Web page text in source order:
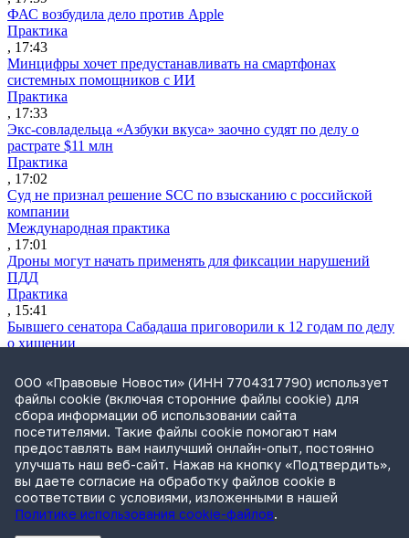
ФАС возбудила дело против Apple
Практика
, 17:43
Минцифры хочет предустанавливать на смартфонах
системных помощников с ИИ
Практика
, 17:33
Экс-совладельца «Азбуки вкуса» заочно судят по делу о
растрате $11 млн
Практика
, 17:02
Суд не признал решение SCC по взысканию с российской
компании
Международная практика
, 17:01
Дроны могут начать применять для фиксации нарушений
ПДД
Практика
, 15:41
Бывшего сенатора Сабадаша приговорили к 12 годам по делу
о хищении
, 15:29
Суд начал банкротство партнера экс-судьи Момотова
Практика
, 15:00
СИП заново рассмотрит спор «М.Видео» о товарном знаке
«Белая пятница»
Практика
, 14:45
ООО «Правовые Новости» (ИНН 7704317790) использует
файлы cookie (включая сторонние файлы cookie) для
сбора информации об использовании сайта
посетителями. Такие файлы cookie помогают нам
предоставлять вам наилучший онлайн-опыт, постоянно
улучшать наш веб-сайт. Нажав на кнопку «Подтвердить»,
вы даете согласие на обработку файлов cookie в
соответствии с условиями, изложенными в нашей
Политике использования cookie-файлов.